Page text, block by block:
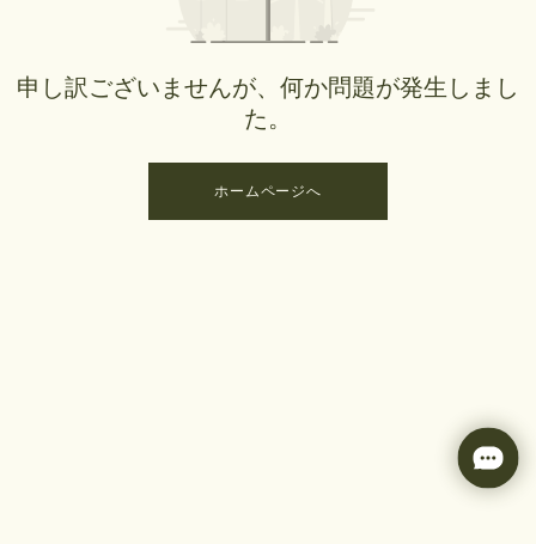
申し訳ございませんが、何か問題が発生しまし
た。
ホームページへ